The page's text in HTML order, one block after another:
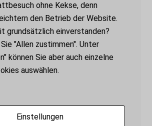
ohne Kekse, denn
den Betrieb der Website.
grundsätzlich einverstanden?
"Allen zustimmen". Unter
können Sie aber auch einzelne
auswählen.
Einstellungen